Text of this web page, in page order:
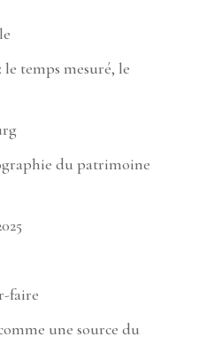
temps mesuré, le
du patrimoine
faire
une source du